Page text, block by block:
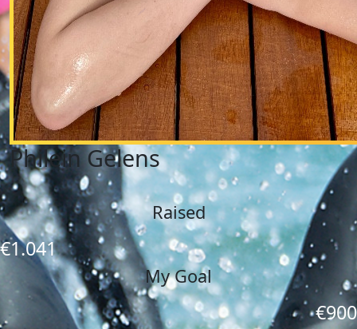
Philein Gelens
Raised
€1.041
My Goal
€900